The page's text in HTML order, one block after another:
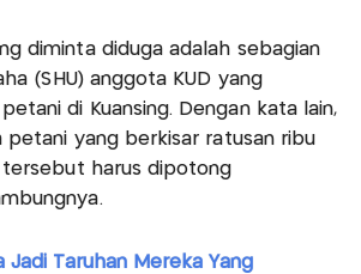
diminta diduga adalah sebagian
(SHU) anggota KUD yang
di Kuansing. Dengan kata lain,
petani yang berkisar ratusan ribu
harus dipotong
Jadi Taruhan Mereka Yang